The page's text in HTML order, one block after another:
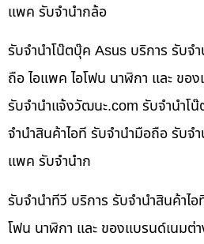
แพค รับจำนำกล้อ
รับจำนำโน๊ตบุ๊ค Asus บริการ รับจ
ถือ ไอแพค ไอโฟน นาฬิกา และ ขอ
รับจํานําแจ้งวัฒนะ.com รับจำนำโ
จำนำสินค้าไอที รับจำนำมือถือ รับจ
แพค รับจำนำก
รับจำนำทีวี บริการ รับจำนำสินค้าไ
โฟน นาฬิกา และ ของแบรนด์เนมต่